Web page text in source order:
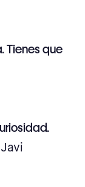
Tienes que